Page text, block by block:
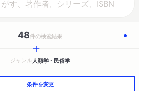
48件の検索結果
ジャンル人類学・民俗学
条件を変更